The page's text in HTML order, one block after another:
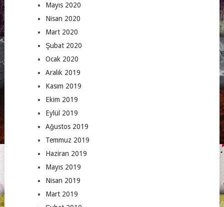
Mayıs 2020
Nisan 2020
Mart 2020
Şubat 2020
Ocak 2020
Aralık 2019
Kasım 2019
Ekim 2019
Eylül 2019
Ağustos 2019
Temmuz 2019
Haziran 2019
Mayıs 2019
Nisan 2019
Mart 2019